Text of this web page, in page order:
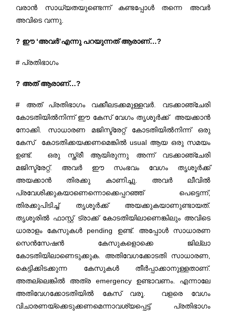
വരാൻ സാധ്യതയുണ്ടെന്ന് കണ്ടപ്പോൾ തന്നെ അവർ
അവിടെ വന്നു.
? ഈ ‘അവർ’എന്നു പറയുന്നത് ആരാണ്…?
# പ്രതിഭാഗം
? അത് ആരാണ്…?
# അത് പ്രതിഭാഗം വക്കീലടക്കമുള്ളവർ. വടക്കാഞ്ചേരി
കോടതിയിൽനിന്ന് ഈ കേസ് വേഗം തൃശൂർക്ക് അയക്കാൻ
നോക്കി. സാധാരണ മജിസ്ട്രേറ്റ് കോടതിയിൽനിന്ന് ഒരു
കേസ് കോടതിക്കയക്കണമെങ്കിൽ usual ആയ ഒരു സമയം
ഉണ്ട്. ഒരു സ്ത്രീ ആയിരുന്നു അന്ന് വടക്കാഞ്ചേരി
മജിസ്ട്രേറ്റ്. അവർ ഈ സംഭവം വേഗം തൃശൂർക്ക്
അയക്കാൻ തിരക്കു കാണിച്ചു. അവർ ലീവിൽ
പ്രവേശിക്കുകയാണെന്നൊക്കെപ്പറഞ്ഞ് പെട്ടെന്ന്,
തിരക്കുപിടിച്ച് തൃശൂർക്ക് അയക്കുകയാണുണ്ടായത്.
തൃശൂരിൽ ഫാസ്റ്റ് ട്രാക്ക് കോടതിയിലാണെങ്കിലും അവിടെ
ധാരാളം കേസുകൾ pending ഉണ്ട്. അപ്പോൾ സാധാരണ
സെൻസേഷൻ കേസുകളൊക്കെ ജില്ലാ
കോടതിയിലാണെടുക്കുക. അതിവേഗക്കോടതി സാധാരണ,
കെട്ടിക്കിടക്കുന്ന കേസുകൾ തീർപ്പാക്കാനുള്ളതാണ്.
അതല്ലെങ്കിൽ അത്ര emergency ഉണ്ടാവണം. എന്നാലേ
അതിവേഗക്കോടതിയിൽ കേസ് വരൂ. വളരെ വേഗം
വിചാരണയ്ക്കെടുക്കണമെന്നാവശ്യപ്പെട്ട് പ്രതിഭാഗം